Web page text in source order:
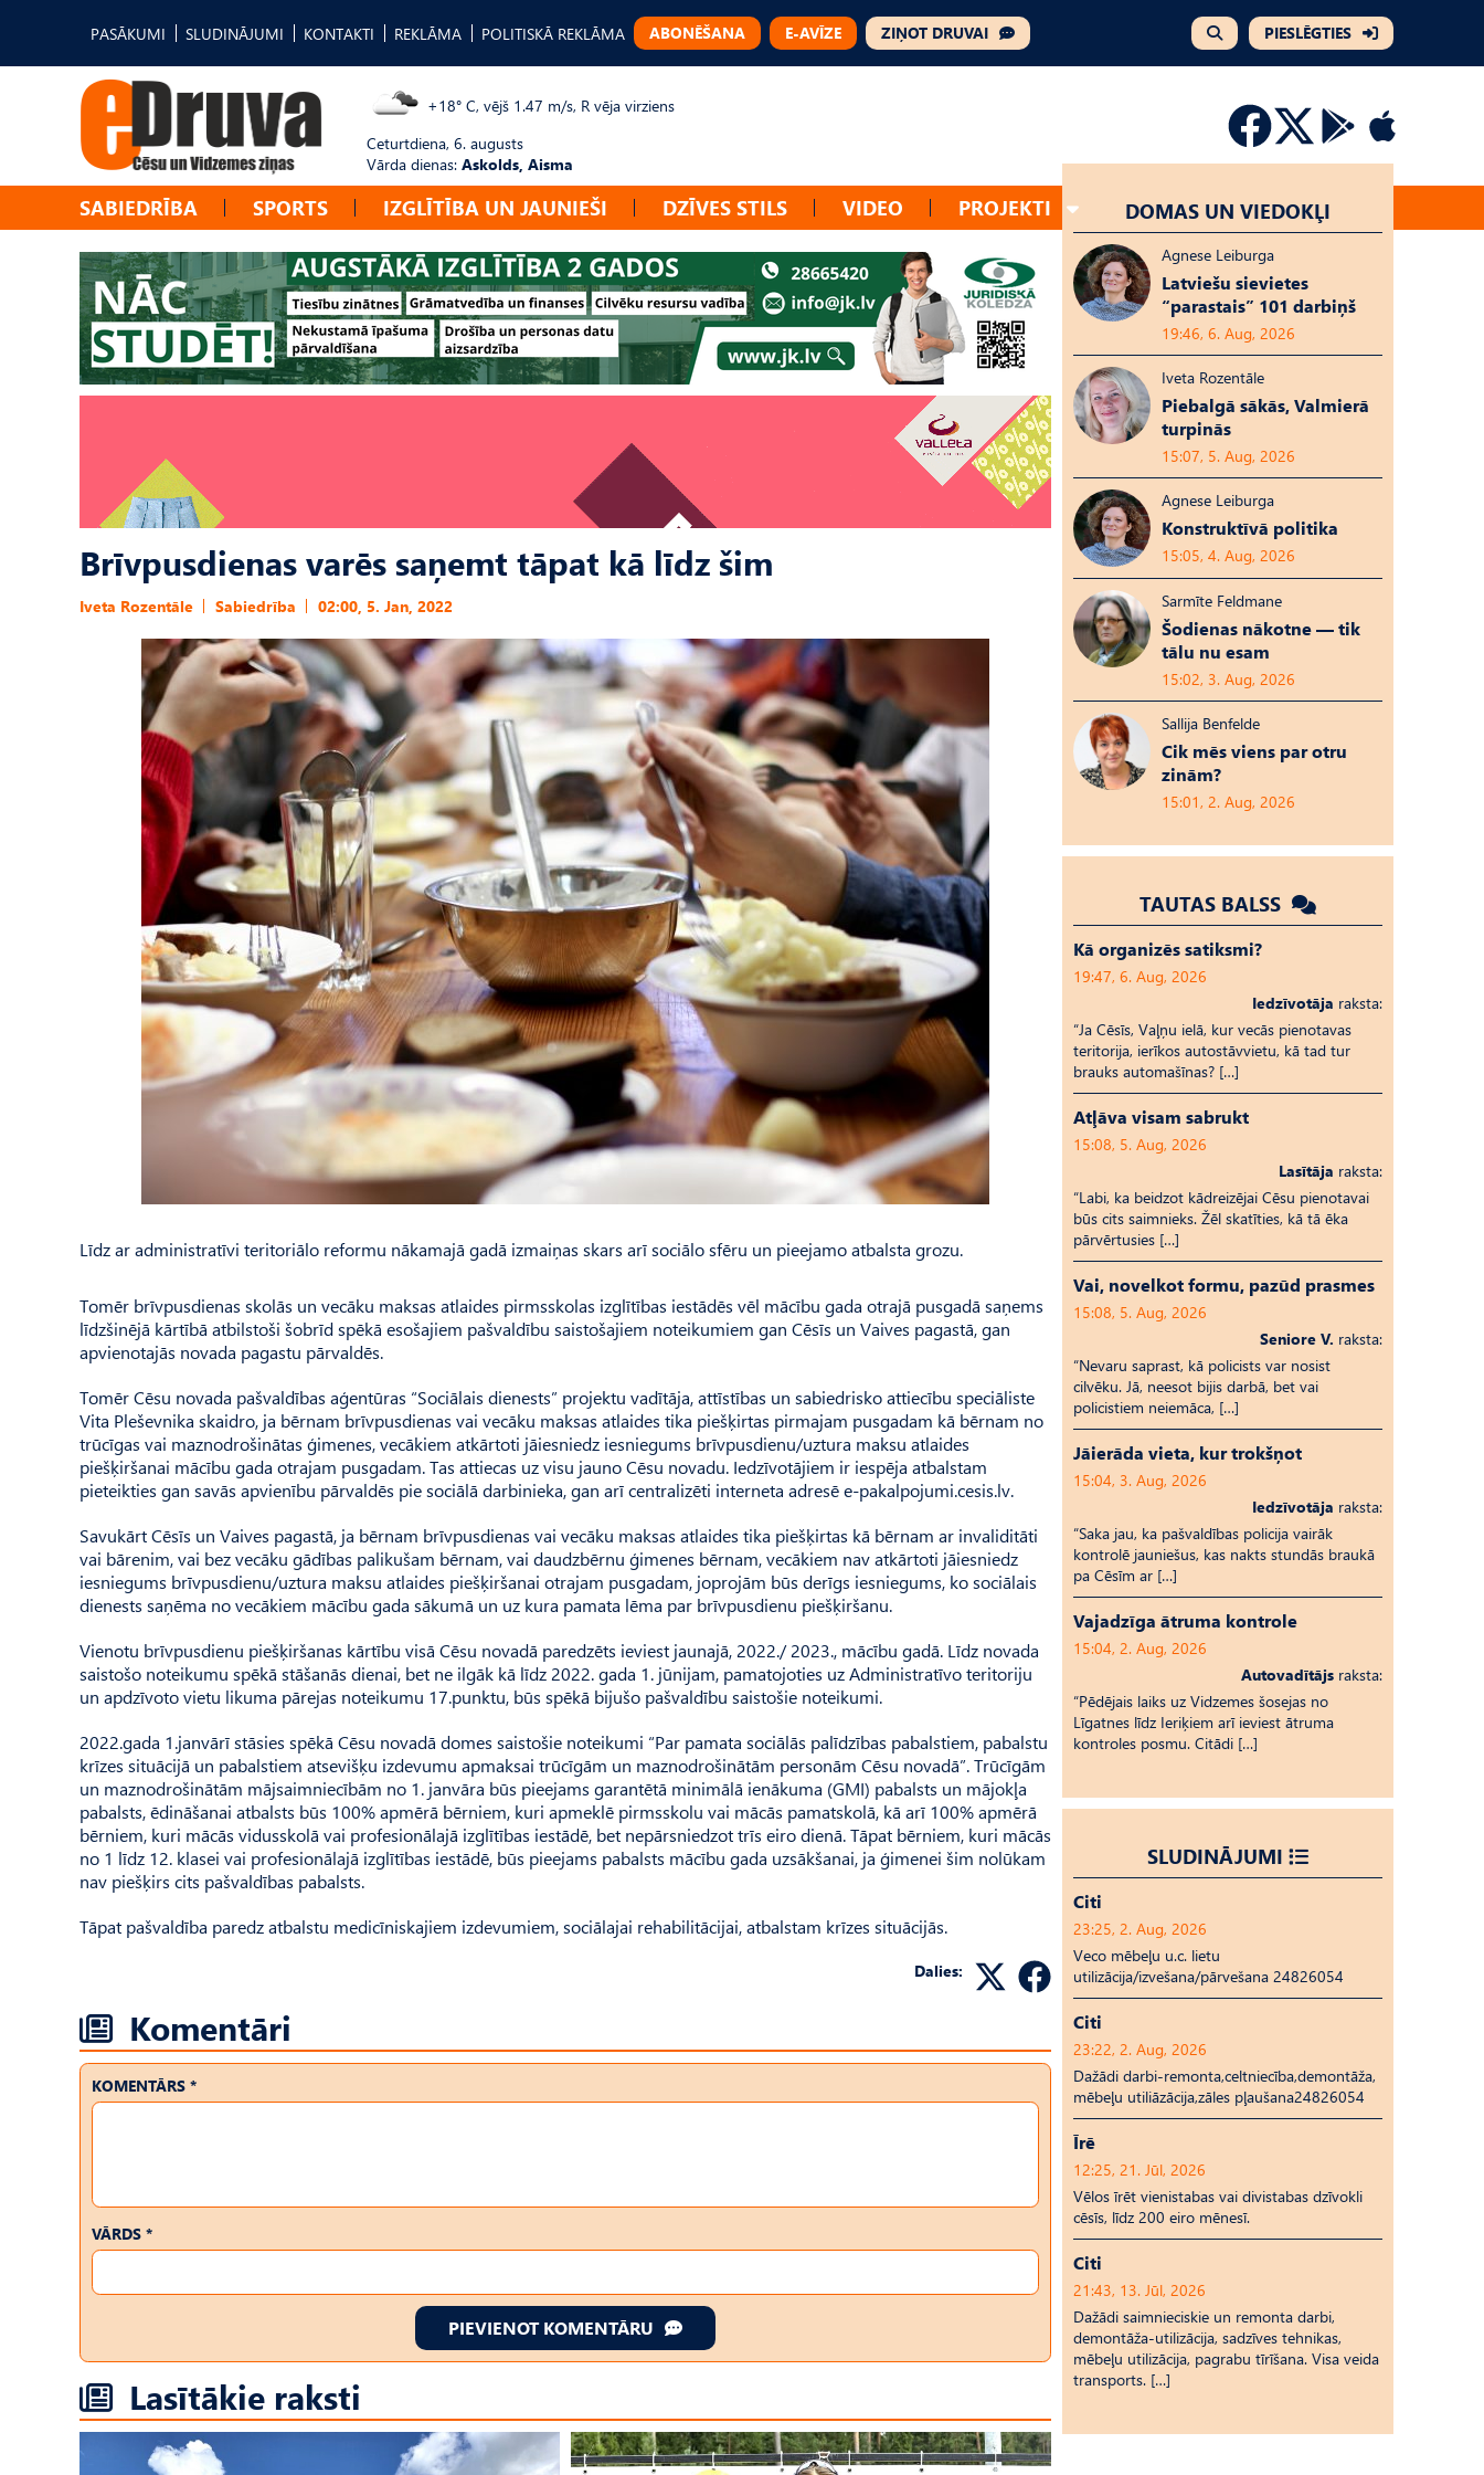
PASĀKUMI SLUDINĀJUMI KONTAKTI REKLĀMA POLITISKĀ REKLĀMA ABONĒŠANA E-AVĪZE ZIŅOT DRUVAI PIESLĒGTIES
+18° C, vējš 1.47 m/s, R vēja virziens
Ceturtdiena, 6. augusts
Vārda dienas: Askolds, Aisma
SABIEDRĪBA SPORTS IZGLĪTĪBA UN JAUNIEŠI DZĪVES STILS VIDEO PROJEKTI
Brīvpusdienas varēs saņemt tāpat kā līdz šim
Iveta Rozentāle Sabiedrība 02:00, 5. Jan, 2022
Līdz ar administratīvi teritoriālo reformu nākamajā gadā izmaiņas skars arī sociālo sfēru un pieejamo atbalsta grozu.
Tomēr brīvpusdienas skolās un vecāku maksas atlaides pirmsskolas izglītības iestādēs vēl mācību gada otrajā pusgadā saņems
līdzšinējā kārtībā atbilstoši šobrīd spēkā esošajiem paš­valdību saistošajiem noteikumiem gan Cēsīs un Vaives pagastā, gan
apvienotajās novada pagastu pārvaldēs.
Tomēr Cēsu novada pašvaldības aģentūras “Sociālais dienests” projektu vadītāja, attīstības un sabiedrisko attiecību speciāliste
Vita Pleševnika skaidro, ja bērnam brīvpusdienas vai vecāku maksas atlaides tika piešķirtas pirmajam pusgadam kā bērnam no
trūcīgas vai maznodrošinātas ģimenes, vecākiem atkārtoti jāiesniedz iesniegums brīvpusdienu/uztura maksu atlaides
piešķiršanai mācību gada otrajam pusgadam. Tas attiecas uz visu jauno Cēsu novadu. Iedzīvotājiem ir iespēja atbalstam
pieteikties gan savās apvienību pārvaldēs pie sociālā darbinieka, gan arī centralizēti interneta adresē e-pakalpojumi.cesis.lv.
Savukārt Cēsīs un Vaives pagastā, ja bērnam brīvpusdienas vai vecāku maksas atlaides tika piešķirtas kā bērnam ar invaliditāti
vai bārenim, vai bez vecāku gādības palikušam bērnam, vai daudzbērnu ģimenes bērnam, vecākiem nav atkārtoti jāiesniedz
iesniegums brīvpusdienu/uztura maksu atlaides piešķiršanai otrajam pusgadam, joprojām būs derīgs iesniegums, ko sociālais
dienests saņēma no vecākiem mācību gada sākumā un uz kura pamata lēma par brīvpusdienu piešķiršanu.
Vienotu brīvpusdienu piešķiršanas kārtību visā Cēsu novadā paredzēts ieviest jaunajā, 2022./ 2023., mācību gadā. Līdz novada
saistošo noteikumu spēkā stāšanās dienai, bet ne ilgāk kā līdz 2022. gada 1. jūnijam, pamatojoties uz Administratīvo teritoriju
un apdzīvoto vietu likuma pārejas noteikumu 17.punk­tu, būs spēkā bijušo pašvaldību saistošie noteikumi.
2022.gada 1.janvārī stāsies spēkā Cēsu novadā domes saistošie noteikumi “Par pamata sociālās palīdzības pabalstiem, pabalstu
krīzes situācijā un pabalstiem atsevišķu izdevumu apmaksai trūcīgām un mazno­drošinātām personām Cēsu novadā”. Trūcīgām
un maznodrošinātām mājsaimniecībām no 1. janvāra būs pieejams garantētā minimālā ienākuma (GMI) pabalsts un mājokļa
pabalsts, ēdināšanai atbalsts būs 100% apmērā bērniem, kuri apmeklē pirmsskolu vai mācās pamatskolā, kā arī 100% apmērā
bērniem, kuri mācās vidusskolā vai profesionālajā izglītības iestādē, bet nepārsniedzot trīs eiro dienā. Tāpat bērniem, kuri mācās
no 1 līdz 12. klasei vai profesionālajā izglītības iestādē, būs pieejams pabalsts mācību gada uzsākšanai, ja ģimenei šim nolūkam
nav piešķirs cits paš­valdības pabalsts.
Tāpat pašvaldība paredz atbalstu medicīniskajiem izdevumiem, sociālajai rehabilitācijai, atbalstam krīzes situācijās.
Dalies:
Komentāri
KOMENTĀRS *
VĀRDS *
PIEVIENOT KOMENTĀRU
Lasītākie raksti
DOMAS UN VIEDOKĻI
Agnese Leiburga
Latviešu sievietes
“parastais” 101 darbiņš
19:46, 6. Aug, 2026
Iveta Rozentāle
Piebalgā sākās, Valmierā
turpinās
15:07, 5. Aug, 2026
Agnese Leiburga
Konstruktīvā politika
15:05, 4. Aug, 2026
Sarmīte Feldmane
Šodienas nākotne — tik
tālu nu esam
15:02, 3. Aug, 2026
Sallija Benfelde
Cik mēs viens par otru
zinām?
15:01, 2. Aug, 2026
TAUTAS BALSS
Kā organizēs satiksmi?
19:47, 6. Aug, 2026
Iedzīvotāja raksta:
“Ja Cēsīs, Vaļņu ielā, kur vecās pienotavas
teritorija, ierīkos autostāvvietu, kā tad tur
brauks automašīnas? […]
Atļāva visam sabrukt
15:08, 5. Aug, 2026
Lasītāja raksta:
“Labi, ka beidzot kādreizējai Cēsu pienotavai
būs cits saimnieks. Žēl skatīties, kā tā ēka
pārvērtusies […]
Vai, novelkot formu, pazūd prasmes
15:08, 5. Aug, 2026
Seniore V. raksta:
“Nevaru saprast, kā policists var nosist
cilvēku. Jā, neesot bijis darbā, bet vai
policistiem neiemāca, […]
Jāierāda vieta, kur trokšņot
15:04, 3. Aug, 2026
Iedzīvotāja raksta:
“Saka jau, ka pašvaldības policija vairāk
kontrolē jauniešus, kas nakts stundās braukā
pa Cēsīm ar […]
Vajadzīga ātruma kontrole
15:04, 2. Aug, 2026
Autovadītājs raksta:
“Pēdējais laiks uz Vid­ze­mes šosejas no
Līgatnes līdz Ieriķiem arī ieviest ātruma
kontroles posmu. Citādi […]
SLUDINĀJUMI
Citi
23:25, 2. Aug, 2026
Veco mēbeļu u.c. lietu
utilizācija/izvešana/pārvešana 24826054
Citi
23:22, 2. Aug, 2026
Dažādi darbi-remonta,celtniecība,demontāža,
mēbeļu utiliāzācija,zāles pļaušana24826054
Īrē
12:25, 21. Jūl, 2026
Vēlos īrēt vienistabas vai divistabas dzīvokli
cēsīs, līdz 200 eiro mēnesī.
Citi
21:43, 13. Jūl, 2026
Dažādi saimnieciskie un remonta darbi,
demontāža-utilizācija, sadzīves tehnikas,
mēbeļu utilizācija, pagrabu tīrīšana. Visa veida
transports. […]